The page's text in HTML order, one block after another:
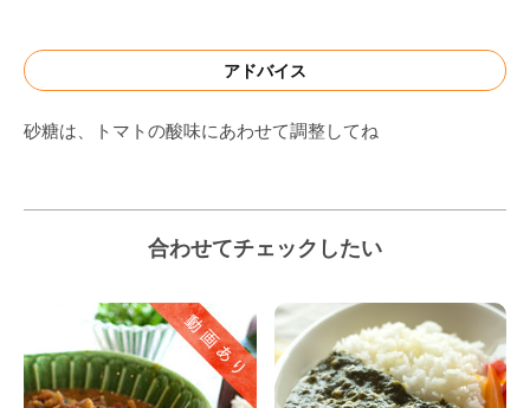
アドバイス
砂糖は、トマトの酸味にあわせて調整してね
合わせてチェックしたい